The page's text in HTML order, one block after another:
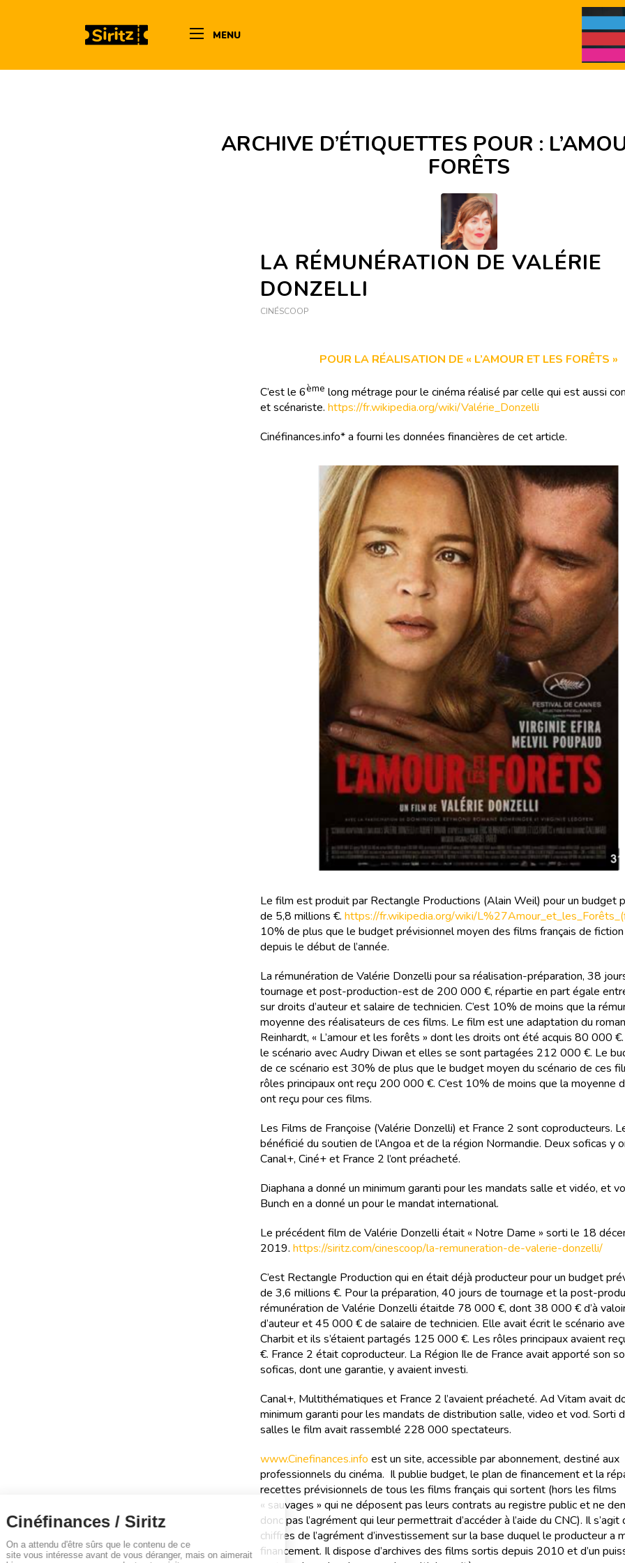
MENU
ARCHIVE D’ÉTIQUETTES POUR :
FORÊTS
LA RÉMUNÉRATION DE VALÉRIE
DONZELLI
CINÉSCOOP
POUR LA RÉALISATION DE « L’AMOUR ET LES FORÊTS »
C’est le 6ème long métrage pour le cinéma réalisé par celle qui est aussi
et scénariste. https://fr.wikipedia.org/wiki/Valérie_Donzelli
Cinéfinances.info* a fourni les données financières de cet article.
Le film est produit par Rectangle Productions (Alain Weil) pour un budget
de 5,8 millions €. https://fr.wikipedia.org/wiki/
10% de plus que le budget prévisionnel moyen des films français de
depuis le début de l’année.
La rémunération de Valérie Donzelli pour sa réalisation-préparation, 38
tournage et post-production-est de 200 000 €, répartie en part égale
sur droits d’auteur et salaire de technicien. C’est 10% de moins que la
moyenne des réalisateurs de ces films. Le film est une adaptation du roman
Reinhardt, « L’amour et les forêts » dont les droits ont été acquis 80 000
le scénario avec Audry Diwan et elles se sont partagées 212 000 €. Le
de ce scénario est 30% de plus que le budget moyen du scénario de ces
rôles principaux ont reçu 200 000 €. C’est 10% de moins que la moyenne
ont reçu pour ces films.
Les Films de Françoise (Valérie Donzelli) et France 2 sont coproducteurs.
bénéficié du soutien de l’Angoa et de la région Normandie. Deux soficas y
Canal+, Ciné+ et France 2 l’ont préacheté.
Diaphana a donné un minimum garanti pour les mandats salle et vidéo, et
Bunch en a donné un pour le mandat international.
Le précédent film de Valérie Donzelli était « Notre Dame » sorti le 18
2019. https://siritz.com/cinescoop/la-remuneration-de-valerie-donzelli/
C’est Rectangle Production qui en était déjà producteur pour un budget
de 3,6 millions €. Pour la préparation, 40 jours de tournage et la post-
rémunération de Valérie Donzelli étaitde 78 000 €, dont 38 000 € d’à
d’auteur et 45 000 € de salaire de technicien. Elle avait écrit le scénario
Charbit et ils s’étaient partagés 125 000 €. Les rôles principaux avaient
€. France 2 était coproducteur. La Région Ile de France avait apporté son
soficas, dont une garantie, y avaient investi.
Canal+, Multithématiques et France 2 l’avaient préacheté. Ad Vitam avait
minimum garanti pour les mandats de distribution salle, video et vod. Sorti
salles le film avait rassemblé 228 000 spectateurs.
www.Cinefinances.info est un site, accessible par abonnement, destiné aux
professionnels du cinéma. Il publie budget, le plan de financement et la
recettes prévisionnels de tous les films français qui sortent (hors les films
« sauvages » qui ne déposent pas leurs contrats au registre public et ne
donc pas l’agrément qui leur permettrait d’accéder à l’aide du CNC). Il s’agit
chiffres de l’agrément d’investissement sur la base duquel le producteur a
financement. Il dispose d’archives des films sortis depuis 2010 et d’un